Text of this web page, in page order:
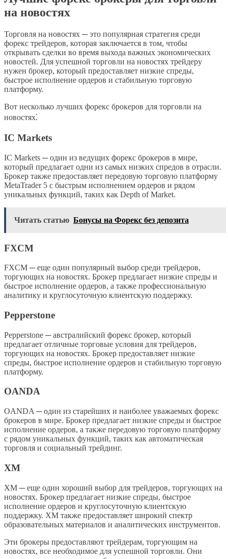
на новостях
Торговля на новостях ─ это популярная стратегия среди
форекс трейдеров, которая заключается в том, чтобы
открывать сделки во время выхода важных экономических
новостей. Для успешной торговли на новостях трейдеру
нужен брокер, который предоставляет низкие спреды,
быстрое исполнение ордеров и стабильную торговую
платформу.
Вот несколько лучших форекс брокеров для торговли на
новостях⁚
IC Markets
IC Markets ─ один из ведущих форекс брокеров в мире,
который предлагает одни из самых низких спредов в отрасли.
Брокер также предоставляет передовую торговую платформу
MetaTrader 5 с быстрым исполнением ордеров и рядом
уникальных функций, таких как Depth of Market.
Читать статью Бонусы на Форекс без депозита
FXCM
FXCM ─ еще один популярный выбор среди трейдеров,
торгующих на новостях. Брокер предлагает низкие спреды и
быстрое исполнение ордеров, а также профессиональную
аналитику и круглосуточную клиентскую поддержку.
Pepperstone
Pepperstone ─ австралийский форекс брокер, который
предлагает отличные торговые условия для трейдеров,
торгующих на новостях. Брокер предоставляет низкие
спреды, быстрое исполнение ордеров и стабильную торговую
платформу.
OANDA
OANDA ─ один из старейших и наиболее уважаемых форекс
брокеров в мире. Брокер предлагает низкие спреды и быстрое
исполнение ордеров, а также передовую торговую платформу
с рядом уникальных функций, таких как автоматическая
торговля и социальный трейдинг.
XM
XM ─ еще один хороший выбор для трейдеров, торгующих на
новостях. Брокер предлагает низкие спреды, быстрое
исполнение ордеров и круглосуточную клиентскую
поддержку. XM также предоставляет широкий спектр
образовательных материалов и аналитических инструментов.
Эти брокеры предоставляют трейдерам, торгующим на
новостях, все необходимое для успешной торговли. Они